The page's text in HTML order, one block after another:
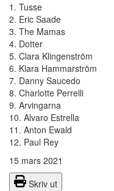
1. Tusse
2. Eric Saade
3. The Mamas
4. Dotter
5. Clara Klingenström
6. Klara Hammarström
7. Danny Saucedo
8. Charlotte Perrelli
9. Arvingarna
10. Alvaro Estrella
11. Anton Ewald
12. Paul Rey
15 mars 2021
Skriv ut